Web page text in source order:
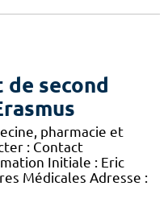
second
pharmacie et
: Contact
Initiale : Eric
Médicales Adresse :